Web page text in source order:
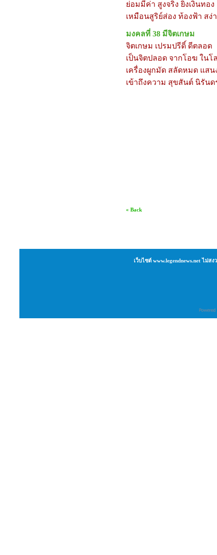
ย่อมมีค่า สูงจริง ยิ่งเงินทอง
เหมือนสูริย์ส่อง ท้องฟ้า สง่
มงคลที่ 38 มีจิตเกษม
จิตเกษม เปรมปรีดิ์ ดีตลอด
เป็นจิตปลอด จากโอฆ ในโ
เครื่องผูกมัด สลัดหมด แสน
เข้าถึงความ สุขสันต์ นิรันด
« Back
เว็บไซต์ www.legendnews.net ไม่